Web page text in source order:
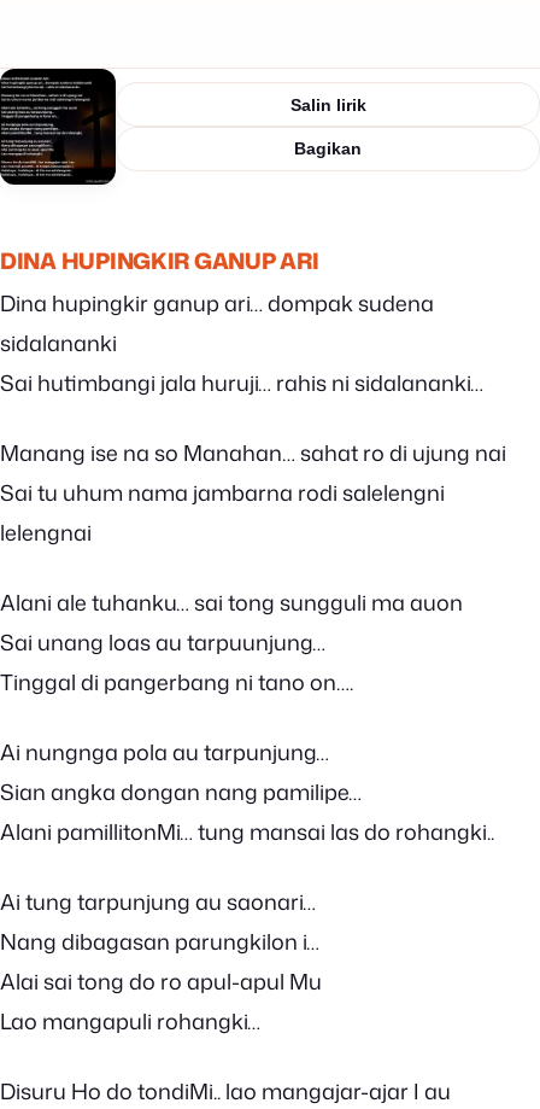
Salin lirik
Bagikan
DINA HUPINGKIR GANUP ARI
Dina hupingkir ganup ari… dompak sudena
sidalananki
Sai hutimbangi jala huruji… rahis ni sidalananki…
Manang ise na so Manahan… sahat ro di ujung nai
Sai tu uhum nama jambarna rodi salelengni
lelengnai
Alani ale tuhanku… sai tong sungguli ma auon
Sai unang loas au tarpuunjung…
Tinggal di pangerbang ni tano on….
Ai nungnga pola au tarpunjung…
Sian angka dongan nang pamilipe…
Alani pamillitonMi… tung mansai las do rohangki..
Ai tung tarpunjung au saonari…
Nang dibagasan parungkilon i…
Alai sai tong do ro apul-apul Mu
Lao mangapuli rohangki…
Disuru Ho do tondiMi.. lao mangajar-ajar I au